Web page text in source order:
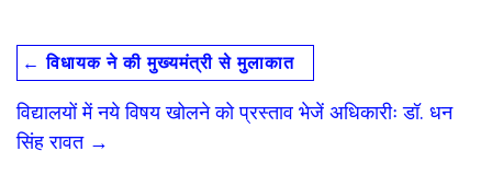
e
b
o
o
to
d
o
n
ai
l
ar
e
← विधायक ने की मुख्यमंत्री से मुलाकात
विद्यालयों में नये विषय खोलने को प्रस्ताव भेजें अधिकारीः डॉ. धन
सिंह रावत →